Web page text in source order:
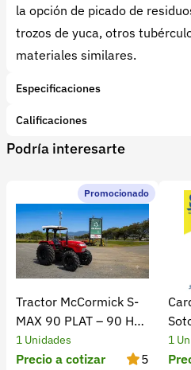
la opción de picado de
trozos de yuca, otros
materiales similares.
Especificaciones
Marca:
Penagos
Tipo de producto:Insumo
Subcategoría:Picadoras
Calificaciones
1 Star
2 Star
3 Star4 Star
0 calificaciones
5 Estrellas
4 Estrellas
3 Estrellas
2 Estrellas
1 Estrellas
Podría interesarte
Promocionado
Tractor McCormick S-
MAX 90 PLAT – 90 HP
Turbo
1 Unidades
Precio a cotizar 5
1